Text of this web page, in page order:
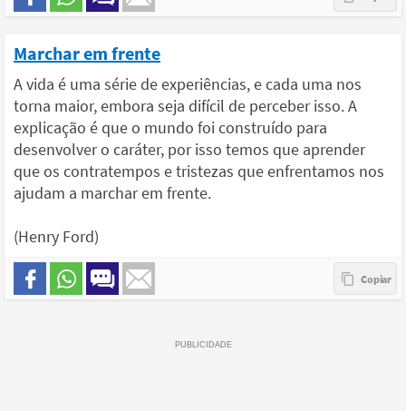
Marchar em frente
A vida é uma série de experiências, e cada uma nos
torna maior, embora seja difícil de perceber isso. A
explicação é que o mundo foi construído para
desenvolver o caráter, por isso temos que aprender
que os contratempos e tristezas que enfrentamos nos
ajudam a marchar em frente.
(Henry Ford)